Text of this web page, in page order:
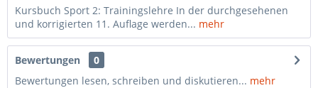
Kursbuch Sport 2: Trainingslehre In der durchgesehenen
und korrigierten 11. Auflage werden... mehr
Bewertungen
0
Bewertungen lesen, schreiben und diskutieren... mehr